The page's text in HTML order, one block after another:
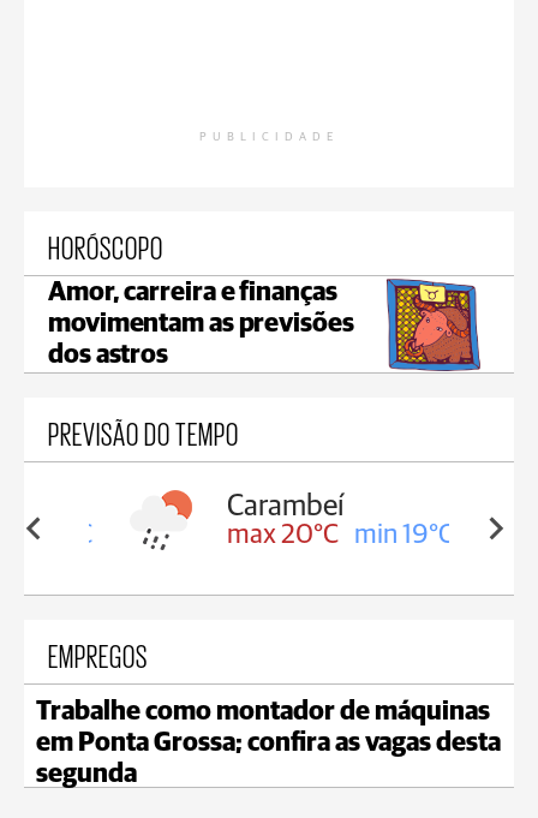
PUBLICIDADE
HORÓSCOPO
Amor, carreira e finanças
movimentam as previsões
dos astros
PREVISÃO DO TEMPO
19°C
Carambeí
max 20°C min 19°C
EMPREGOS
Trabalhe como montador de máquinas
em Ponta Grossa; confira as vagas desta
segunda